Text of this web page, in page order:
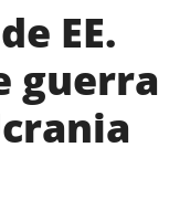
EE.
guerra